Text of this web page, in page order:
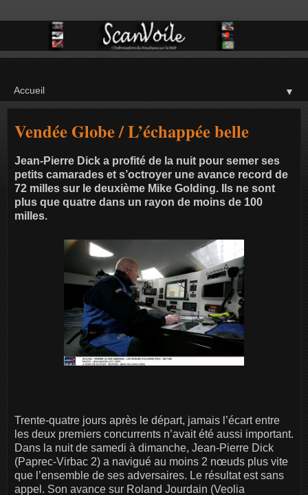
▼
Vendée Globe / L’échappée belle
Jean-Pierre Dick a profité de la nuit pour semer ses
petits camarades et s’octroyer une avance record de
72 milles sur le deuxième Mike Golding. Ils ne sont
plus que quatre dans un rayon de moins de 100
milles.
Trente-quatre jours après le départ, jamais l’écart entre
les deux premiers concurrents n’avait été aussi important.
Dans la nuit de samedi à dimanche, Jean-Pierre Dick
(Paprec-Virbac 2) a navigué au moins 2 nœuds plus vite
que l’ensemble de ses adversaires. Le résultat est sans
appel. Son avance sur Roland Jourdain (Veolia